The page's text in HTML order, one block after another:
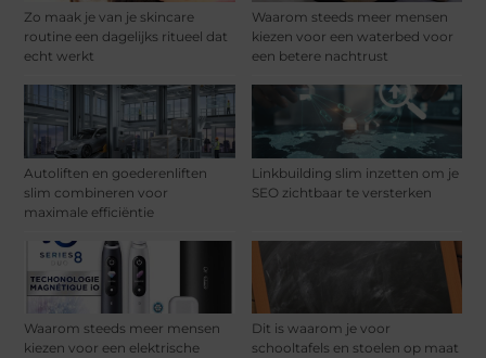
Zo maak je van je skincare
routine een dagelijks ritueel dat
echt werkt
Waarom steeds meer mensen
kiezen voor een waterbed voor
een betere nachtrust
Autoliften en goederenliften
slim combineren voor
maximale efficiëntie
Linkbuilding slim inzetten om je
SEO zichtbaar te versterken
Waarom steeds meer mensen
kiezen voor een elektrische
Dit is waarom je voor
schooltafels en stoelen op maat